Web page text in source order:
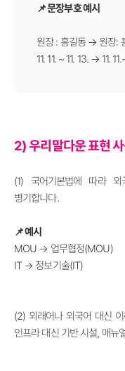
📌 문장부호 예시
원장 : 홍길동 → 원장:
11. 11. ~ 11. 13. → 11.
2) 우리말다운 표현
(1) 국어기본법에 따라
병기합니다.
📌 예시
MOU → 업무협정(MOU)
IT→ 정보기술(IT)
(2) 외래어나 외국어 대신
인프라 대신 기반 시설, 매뉴